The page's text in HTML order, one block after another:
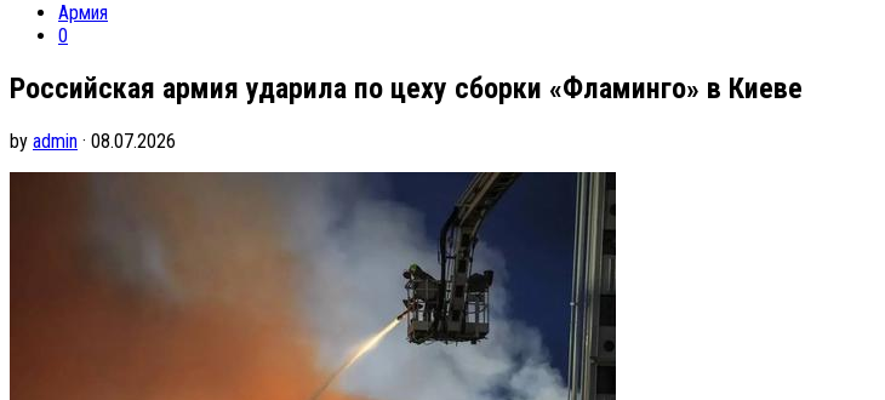
Армия
0
Российская армия ударила по цеху сборки «Фламинго» в Киеве
by admin · 08.07.2026